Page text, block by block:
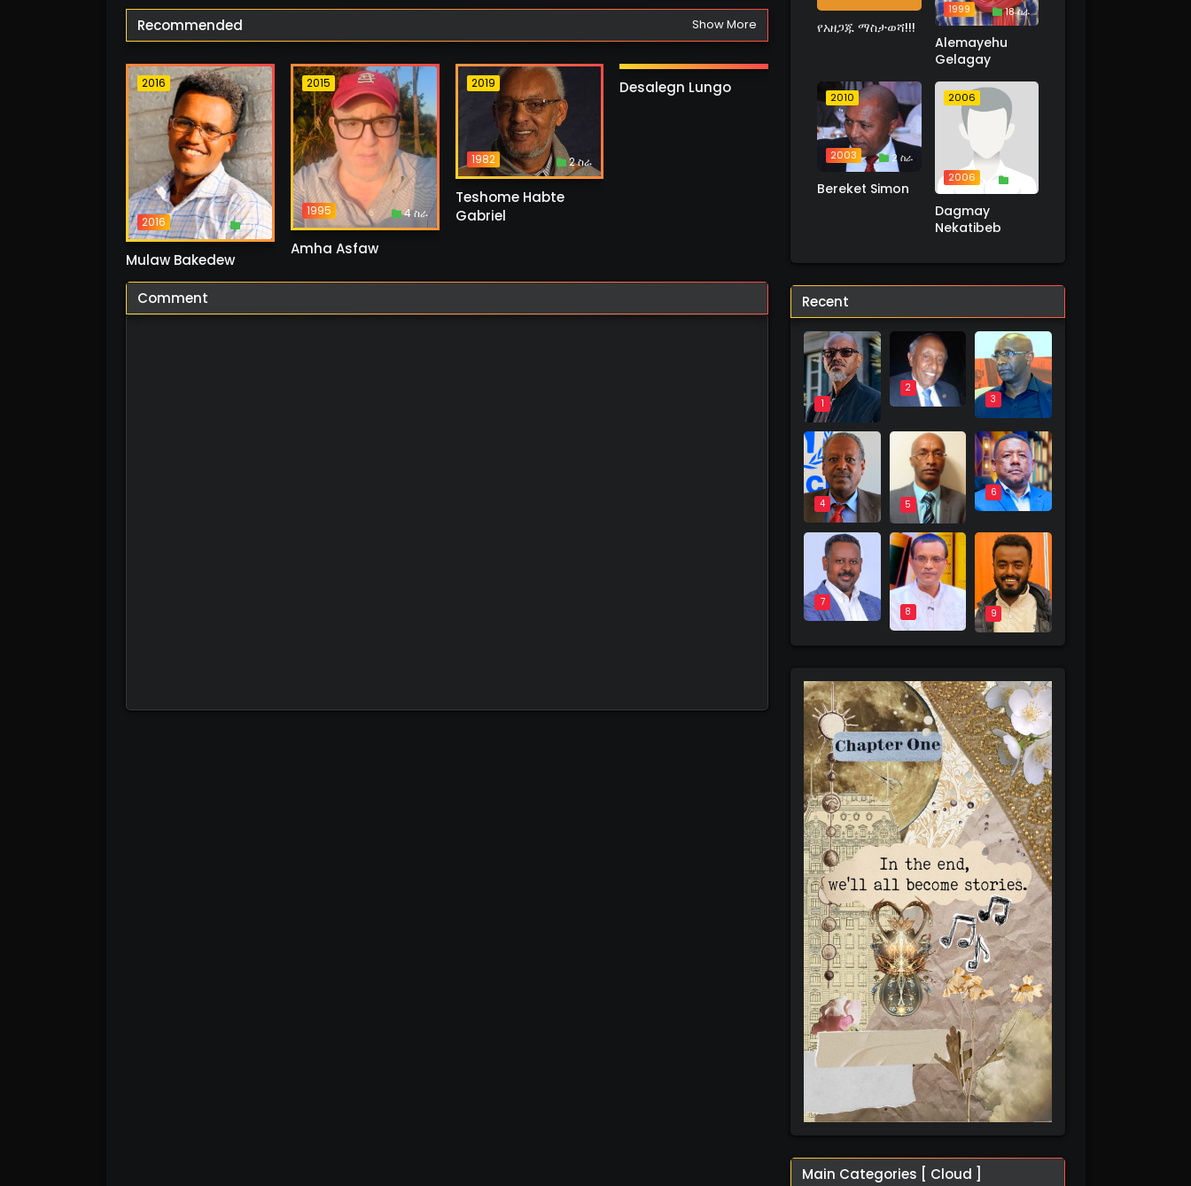
Recommended Show More
2016
2016 1 ስራ
Mulaw Bakedew
2015
1995 4 ስራ
Amha Asfaw
2019
1982 2 ስራ
Teshome Habte
Gabriel
2026
Desalegn Lungo
Comment
የአዘጋጁ ማስታወሻ!!!
1999 18 ስራ
Alemayehu
Gelagay
2010
2003 2 ስራ
Bereket Simon
2006
2006 1 ስራ
Dagmay
Nekatibeb
Recent
1
2
3
4 5
6
7
8 9
Main Categories [ Cloud ]